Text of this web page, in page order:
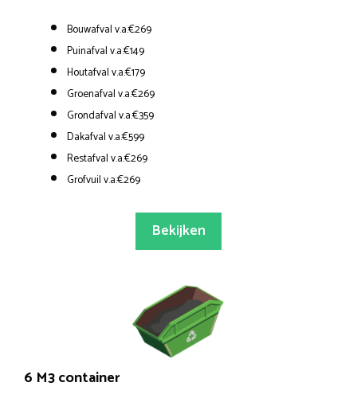
Bouwafval v.a.€269
Puinafval v.a.€149
Houtafval v.a.€179
Groenafval v.a.€269
Grondafval v.a.€359
Dakafval v.a.€599
Restafval v.a.€269
Grofvuil v.a.€269
Bekijken
6 M3 container